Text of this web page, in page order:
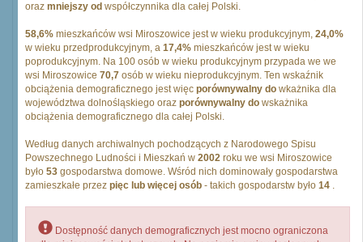
oraz mniejszy od współczynnika dla całej Polski.
58,6% mieszkańców wsi Miroszowice jest w wieku produkcyjnym, 24,0%
w wieku przedprodukcyjnym, a 17,4% mieszkańców jest w wieku
poprodukcyjnym. Na 100 osób w wieku produkcyjnym przypada we we
wsi Miroszowice 70,7 osób w wieku nieprodukcyjnym. Ten wskaźnik
obciążenia demograficznego jest więc porównywalny do wkażnika dla
województwa dolnośląskiego oraz porównywalny do wskażnika
obciążenia demograficznego dla całej Polski.
Według danych archiwalnych pochodzących z Narodowego Spisu
Powszechnego Ludności i Mieszkań w 2002 roku we wsi Miroszowice
było 53 gospodarstwa domowe. Wśród nich dominowały gospodarstwa
zamieszkałe przez pięc lub więcej osób - takich gospodarstw było 14 .
Dostępność danych demograficznych jest mocno ograniczona